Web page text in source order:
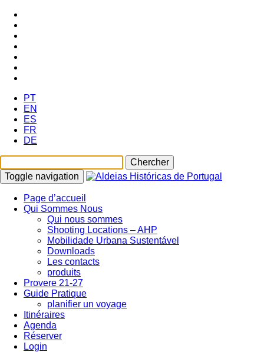
PT
EN
ES
FR
DE
Toggle navigation
Page d’accueil
Qui Sommes Nous
Qui nous sommes
Shooting Locations – AHP
Mobilidade Urbana Sustentável
Downloads
Les contacts
produits
Provere 21-27
Guide Pratique
planifier un voyage
Itinéraires
Agenda
Réserver
Login